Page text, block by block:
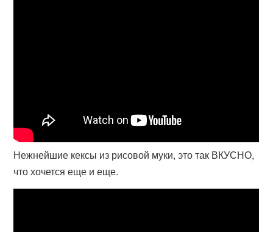
Нежнейшие кексы из рисовой муки, это так ВКУСНО,
что хочется еще и еще.